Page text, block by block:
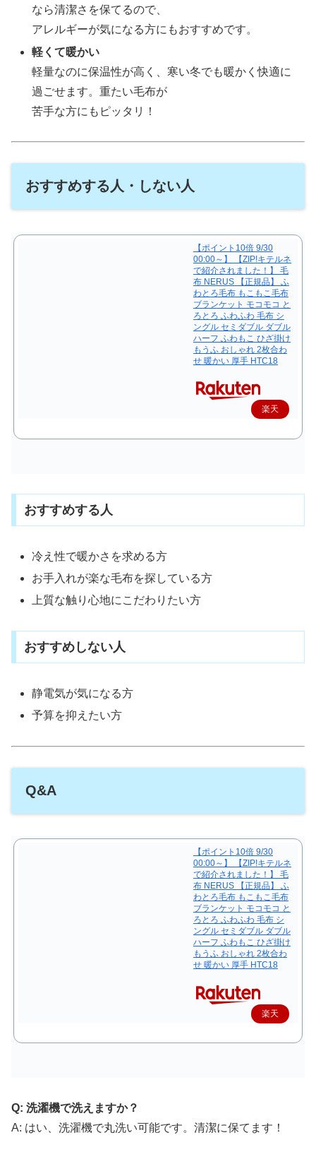
なら清潔さを保てるので、
アレルギーが気になる方にもおすすめです。
軽くて暖かい
軽量なのに保温性が高く、寒い冬でも暖かく快適に
過ごせます。重たい毛布が
苦手な方にもピッタリ！
おすすめする人・しない人
【ポイント10倍 9/30
00:00～】 【ZIP!キテルネ
で紹介されました！】 毛
布 NERUS 【正規品】 ふ
わとろ毛布 もこもこ毛布
ブランケット モコモコ と
ろとろ ふわふわ 毛布 シ
ングル セミダブル ダブル
ハーフ ふわもこ ひざ掛け
もうふ おしゃれ 2枚合わ
せ 暖かい 厚手 HTC18
楽天
おすすめする人
冷え性で暖かさを求める方
お手入れが楽な毛布を探している方
上質な触り心地にこだわりたい方
おすすめしない人
静電気が気になる方
予算を抑えたい方
Q&A
【ポイント10倍 9/30
00:00～】 【ZIP!キテルネ
で紹介されました！】 毛
布 NERUS 【正規品】 ふ
わとろ毛布 もこもこ毛布
ブランケット モコモコ と
ろとろ ふわふわ 毛布 シ
ングル セミダブル ダブル
ハーフ ふわもこ ひざ掛け
もうふ おしゃれ 2枚合わ
せ 暖かい 厚手 HTC18
楽天
Q: 洗濯機で洗えますか？
A: はい、洗濯機で丸洗い可能です。清潔に保てます！